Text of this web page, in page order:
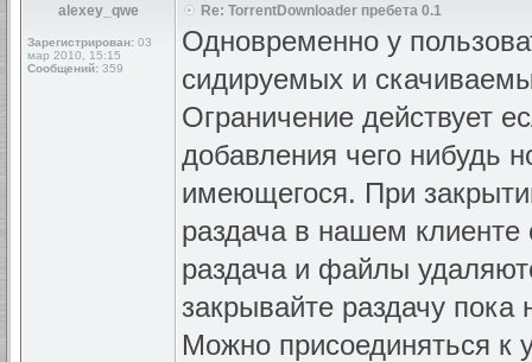
alexey_qwe
Зарегистрирован: 03
мар 2010, 15:15
Сообщений: 359
Re: TorrentDownloader пребета 0.1
Одновременно у
сидируемых и
Ограничение действует
добавления чего нибудь
имеющегося. При
раздача в нашем клиенте
раздача и файлы
закрывайте раздачу
Можно присоединяться